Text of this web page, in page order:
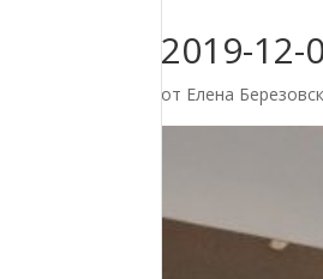
2019-12-
от Елена